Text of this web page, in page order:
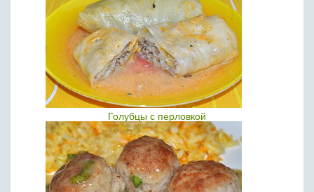
Голубцы с перловкой